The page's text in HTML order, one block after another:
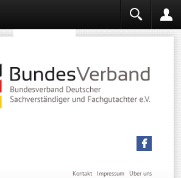
Über uns
Impressum
Kontakt